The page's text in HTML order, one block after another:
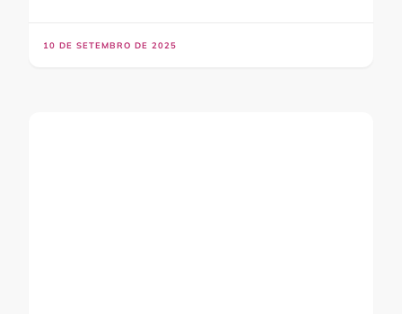
10 DE SETEMBRO DE 2025